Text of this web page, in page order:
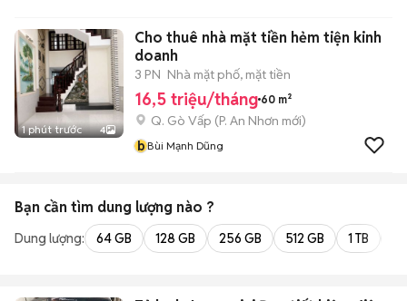
1 phút trước 4
Cho thuê nhà mặt tiền hẻm tiện kinh
doanh
3 PN Nhà mặt phố, mặt tiền
16,5 triệu/tháng 60 m²
Q. Gò Vấp (P. An Nhơn mới)
bBùi Mạnh Dũng
Bạn cần tìm dung lượng nào ?
Dung lượng: 64 GB 128 GB 256 GB 512 GB 1 TB